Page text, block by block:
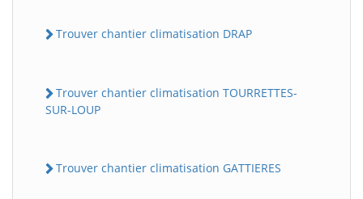
Trouver chantier climatisation DRAP
Trouver chantier climatisation TOURRETTES-
SUR-LOUP
Trouver chantier climatisation GATTIERES